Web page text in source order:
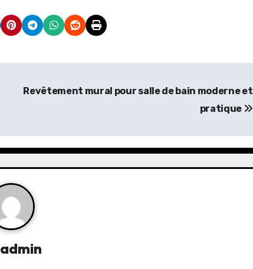
Revêtement mural pour salle de bain moderne et
pratique
admin